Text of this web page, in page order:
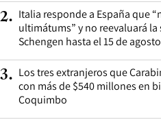
2. Italia responde a España que
ultimátums” y no reevaluará
Schengen hasta el 15 de agosto
3. Los tres extranjeros que
con más de $540 millones en
Coquimbo